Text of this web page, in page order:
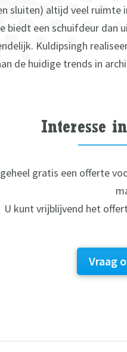
sluiten) altijd veel
biedt een schuifdeur dan
Kuldipsingh
de huidige trends in
Interesse
gratis een offerte
U kunt vrijblijvend het
Vraag